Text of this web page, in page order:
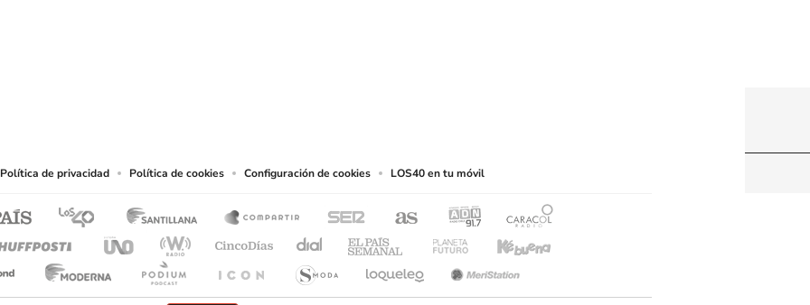
Política de privacidad Política de cookies Configuración de cookies LOS40 en tu móvil